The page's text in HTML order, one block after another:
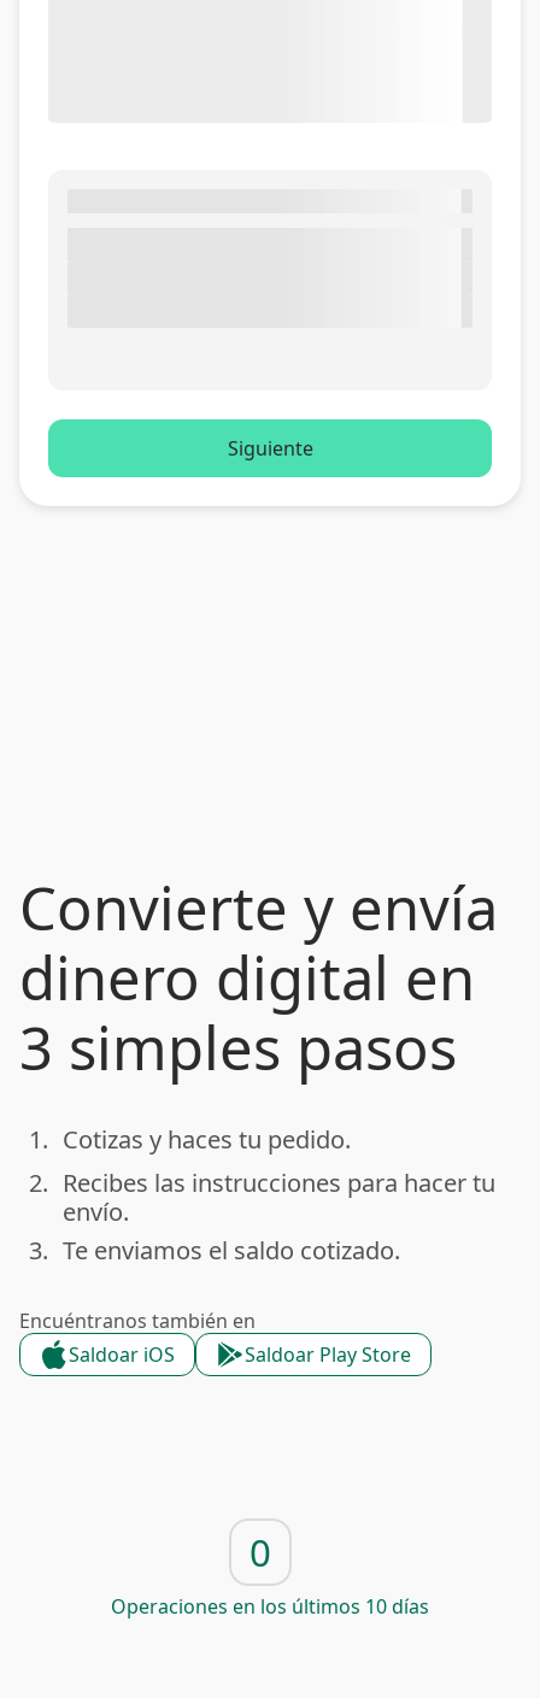
Convierte y envía
dinero digital en
3 simples pasos
done
1. Cotizas y haces tu pedido.
done
2. Recibes las instrucciones para hacer tu
envío.
done
3. Te enviamos el saldo cotizado.
Encuéntranos también en
Saldoar iOS
Saldoar Play Store
Siguiente
0
Operaciones en los últimos 10 días